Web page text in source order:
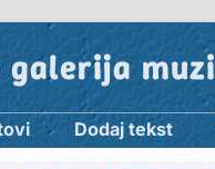
Dodaj tekst